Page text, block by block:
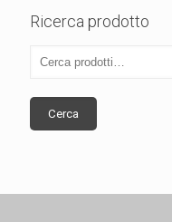
Ricerca prodotto
Cerca